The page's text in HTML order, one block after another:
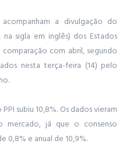
a divulgação do
sigla em inglês) dos Estados
com abril, segundo
nesta terça-feira (14) pelo
subiu 10,8%. Os dados vieram
mercado, já que o consenso
0,8% e anual de 10,9%.